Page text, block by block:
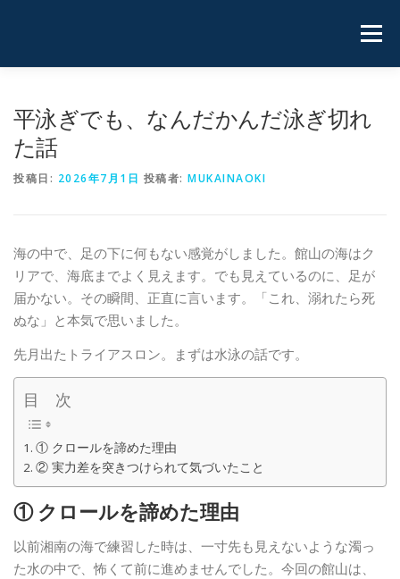
メニュ
平泳ぎでも、なんだかんだ泳ぎ切れ
た話
投稿日: 2026年7月1日 投稿者: MUKAINAOKI
海の中で、足の下に何もない感覚がしました。館山の海はク
リアで、海底までよく見えます。でも見えているのに、足が
届かない。その瞬間、正直に言います。「これ、溺れたら死
ぬな」と本気で思いました。
先月出たトライアスロン。まずは水泳の話です。
目 次
① クロールを諦めた理由
② 実力差を突きつけられて気づいたこと
① クロールを諦めた理由
以前湘南の海で練習した時は、一寸先も見えないような濁っ
た水の中で、怖くて前に進めませんでした。今回の館山は、